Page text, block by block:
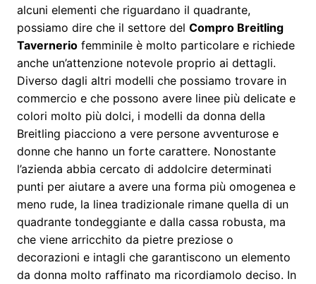
alcuni elementi che riguardano il quadrante,
possiamo dire che il settore del Compro Breitling
Tavernerio femminile è molto particolare e richiede
anche un’attenzione notevole proprio ai dettagli.
Diverso dagli altri modelli che possiamo trovare in
commercio e che possono avere linee più delicate e
colori molto più dolci, i modelli da donna della
Breitling piacciono a vere persone avventurose e
donne che hanno un forte carattere. Nonostante
l’azienda abbia cercato di addolcire determinati
punti per aiutare a avere una forma più omogenea e
meno rude, la linea tradizionale rimane quella di un
quadrante tondeggiante e dalla cassa robusta, ma
che viene arricchito da pietre preziose o
decorazioni e intagli che garantiscono un elemento
da donna molto raffinato ma ricordiamolo deciso. In